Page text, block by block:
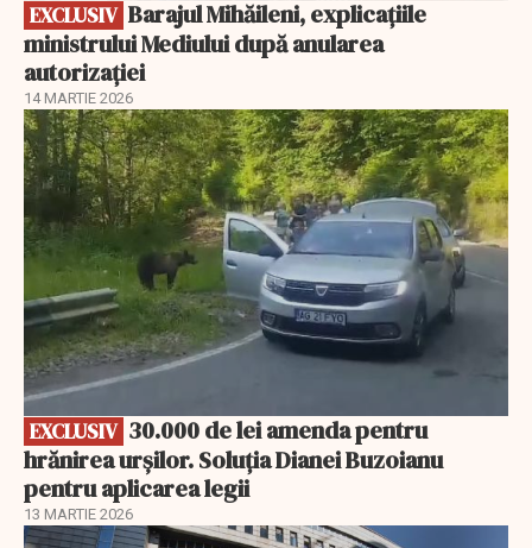
EXCLUSIV
ministrului Mediului după anularea
autorizației
14 MARTIE 2026
EXCLUSIV
EXCLUSIV
hrănirea urșilor. Soluția Dianei Buzoianu
pentru aplicarea legii
13 MARTIE 2026